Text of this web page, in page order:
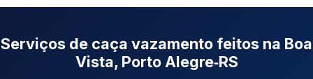
Serviços de caça vazamento feitos na Boa
Vista, Porto Alegre‑RS